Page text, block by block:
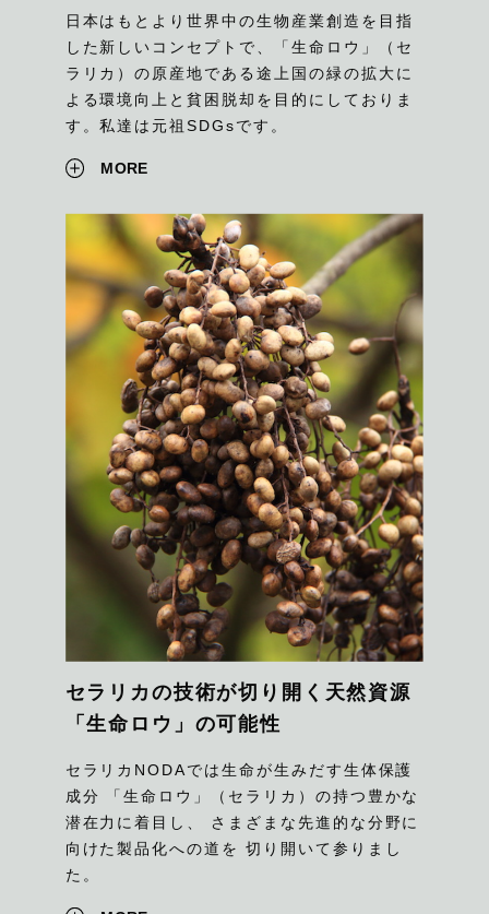
日本はもとより世界中の生物産業創造を目指
した新しいコンセプトで、「生命ロウ」（セ
ラリカ）の原産地である途上国の緑の拡大に
よる環境向上と貧困脱却を目的にしておりま
す。私達は元祖SDGsです。
MORE
セラリカの技術が切り開く天然資源
「生命ロウ」の可能性
セラリカNODAでは生命が生みだす生体保護
成分 「生命ロウ」（セラリカ）の持つ豊かな
潜在力に着目し、 さまざまな先進的な分野に
向けた製品化への道を 切り開いて参りまし
た。